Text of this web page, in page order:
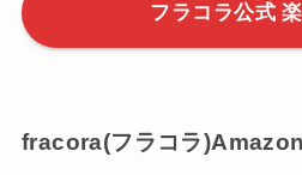
フラコラ公式
fracora(フラコラ